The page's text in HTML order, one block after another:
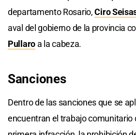
departamento Rosario,Ciro
aval del gobierno de la provincia
Pullaroa la cabeza.
Sanciones
Dentro de las sanciones que se
encuentran el trabajo comunitario